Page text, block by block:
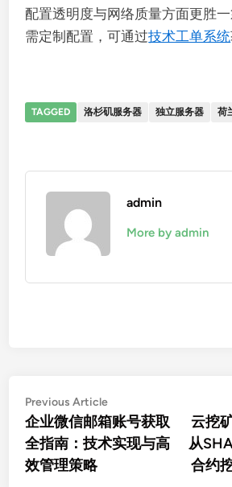
配置透明度与网络质量方面更胜
需定制配置，可通过技术工单系统
TAGGED 洛杉矶服务器 独立服务器 荷
admin
More by admin
文
章
导
航
Previous ArticlePrevious
article:
企业微信邮箱账号获取
全指南：技术实现与高
效管理策略
云挖
从
合约